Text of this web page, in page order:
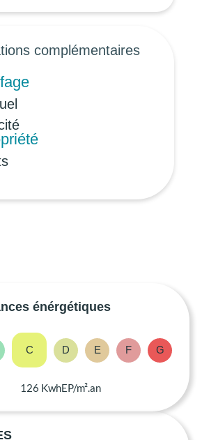
complémentaires
énérgétiques
C D E F G
126 KwhEP/m².an